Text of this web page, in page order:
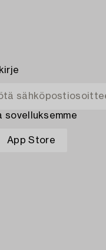
sovelluksemme
App Store